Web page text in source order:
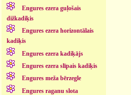
Engures ezera guļošais
dižkadiķis
Engures ezera horizontālais
kadiķis
Engures ezera kadiķājs
Engures ezera slīpais kadiķis
Engures meža bērzegle
Engures raganu slota